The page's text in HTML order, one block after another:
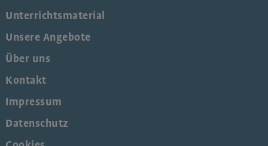
Unterrichtsmaterial
Unsere Angebote
Über uns
Kontakt
Impressum
Datenschutz